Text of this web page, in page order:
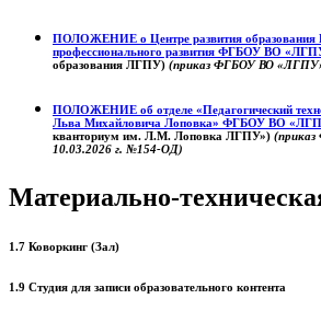
ПОЛОЖЕНИЕ о Центре развития образования
профессионального развития ФГБОУ ВО
образования ЛГПУ) (приказ ФГБОУ ВО
ПОЛОЖЕНИЕ об отделе «Педагогический
Льва Михайловича Лоповка» ФГБОУ ВО
кванториум им. Л.М. Лоповка ЛГПУ»)
10.03.2026 г. №154-ОД)
Материально-
1.7 Коворкинг (Зал)
1.9 Студия для записи образовательного контента